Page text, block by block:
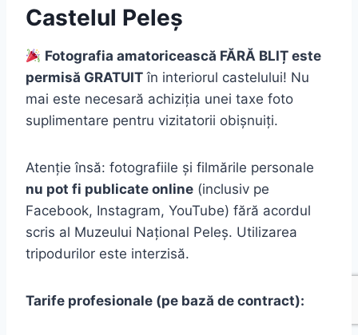
Castelul Peleș
Fotografia amatoricească FĂRĂ BLIȚ este
permisă GRATUIT în interiorul castelului! Nu
mai este necesară achiziția unei taxe foto
suplimentare pentru vizitatorii obișnuiți.
Atenție însă: fotografiile și filmările personale
nu pot fi publicate online (inclusiv pe
Facebook, Instagram, YouTube) fără acordul
scris al Muzeului Național Peleș. Utilizarea
tripodurilor este interzisă.
Tarife profesionale (pe bază de contract):